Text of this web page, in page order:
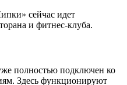
сейчас идет
и фитнес-клуба.
полностью подключен ко
Здесь функционируют